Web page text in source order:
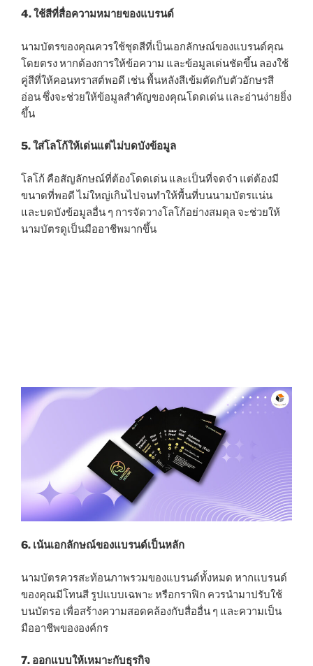
4. ใช้สีที่สื่อความหมายของแบรนด์
นามบัตรของคุณควรใช้ชุดสีที่เป็นเอกลักษณ์ของแบรนด์คุณ
โดยตรง หากต้องการให้ข้อความ และข้อมูลเด่นชัดขึ้น ลองใช้
คู่สีที่ให้คอนทราสต์พอดี เช่น พื้นหลังสีเข้มตัดกับตัวอักษรสี
อ่อน ซึ่งจะช่วยให้ข้อมูลสำคัญของคุณโดดเด่น และอ่านง่ายยิ่ง
ขึ้น
5. ใส่โลโก้ให้เด่นแต่ไม่บดบังข้อมูล
โลโก้ คือสัญลักษณ์ที่ต้องโดดเด่น และเป็นที่จดจำ แต่ต้องมี
ขนาดที่พอดี ไม่ใหญ่เกินไปจนทำให้พื้นที่บนนามบัตรแน่น
และบดบังข้อมูลอื่น ๆ การจัดวางโลโก้อย่างสมดุล จะช่วยให้
นามบัตรดูเป็นมืออาชีพมากขึ้น
6. เน้นเอกลักษณ์ของแบรนด์เป็นหลัก
นามบัตรควรสะท้อนภาพรวมของแบรนด์ทั้งหมด หากแบรนด์
ของคุณมีโทนสี รูปแบบเฉพาะ หรือกราฟิก ควรนำมาปรับใช้
บนบัตรอ เพื่อสร้างความสอดคล้องกับสื่ออื่น ๆ และความเป็น
มืออาชีพขององค์กร
7. ออกแบบให้เหมาะกับธุรกิจ